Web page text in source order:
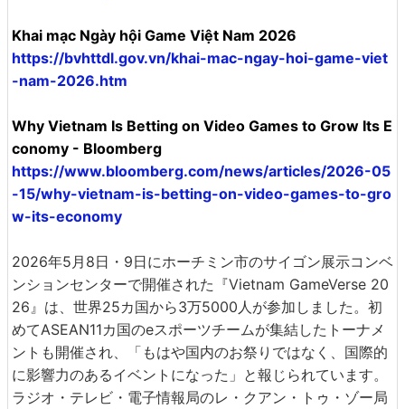
Khai mạc Ngày hội Game Việt Nam 2026
https://bvhttdl.gov.vn/khai-mac-ngay-hoi-game-viet
-nam-2026.htm
Why Vietnam Is Betting on Video Games to Grow Its E
conomy - Bloomberg
https://www.bloomberg.com/news/articles/2026-05
-15/why-vietnam-is-betting-on-video-games-to-gro
w-its-economy
2026年5月8日・9日にホーチミン市のサイゴン展示コンベ
ンションセンターで開催された『Vietnam GameVerse 20
26』は、世界25カ国から3万5000人が参加しました。初
めてASEAN11カ国のeスポーツチームが集結したトーナメ
ントも開催され、「もはや国内のお祭りではなく、国際的
に影響力のあるイベントになった」と報じられています。
ラジオ・テレビ・電子情報局のレ・クアン・トゥ・ゾー局